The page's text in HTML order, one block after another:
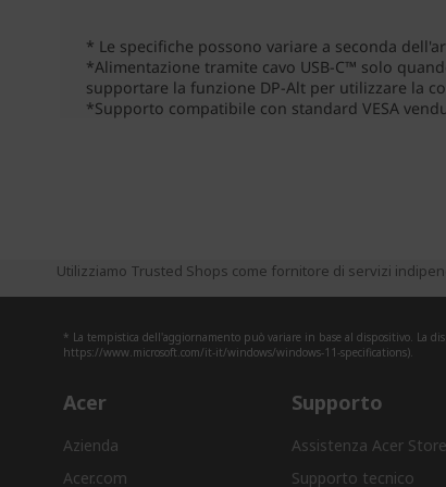
Utilizziamo Trusted Shops come fornitore di servizi
* La tempistica dell'aggiornamento può variare in base al dispositivo. La
https://www.microsoft.com/it-it/windows/windows-11-specifications).
Acer
Azienda
Acer.com
Supporto
Assistenza Acer Store
Supporto tecnico